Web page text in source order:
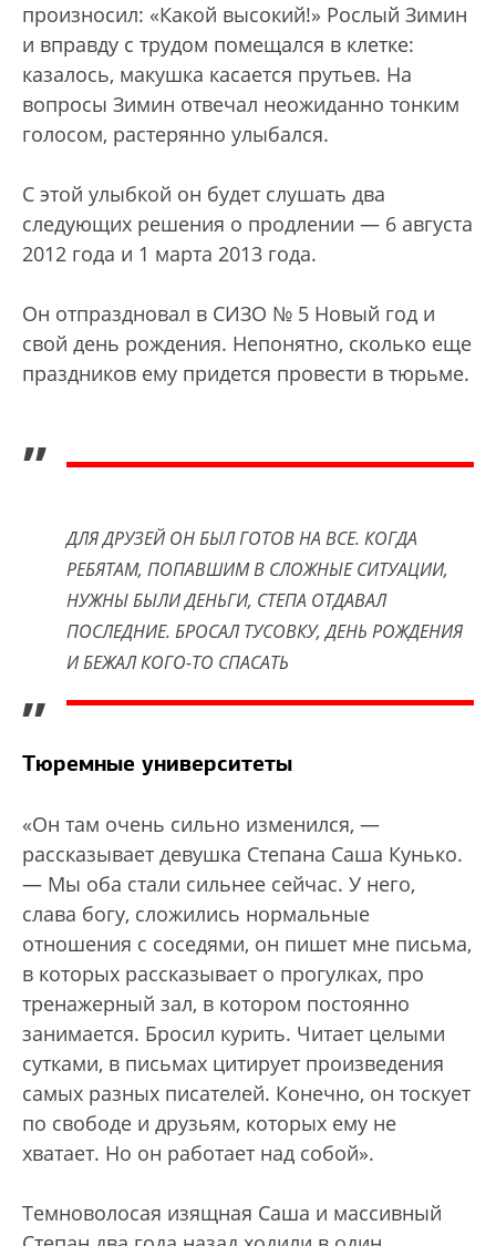
произносил: «Какой высокий!» Рослый Зимин
и вправду с трудом помещался в клетке:
казалось, макушка касается прутьев. На
вопросы Зимин отвечал неожиданно тонким
голосом, растерянно улыбался.
С этой улыбкой он будет слушать два
следующих решения о продлении — 6 августа
2012 года и 1 марта 2013 года.
Он отпраздновал в СИЗО № 5 Новый год и
свой день рождения. Непонятно, сколько еще
праздников ему придется провести в тюрьме.
„
ДЛЯ ДРУЗЕЙ ОН БЫЛ ГОТОВ НА ВСЕ. КОГДА
РЕБЯТАМ, ПОПАВШИМ В СЛОЖНЫЕ СИТУАЦИИ,
НУЖНЫ БЫЛИ ДЕНЬГИ, СТЕПА ОТДАВАЛ
ПОСЛЕДНИЕ. БРОСАЛ ТУСОВКУ, ДЕНЬ РОЖДЕНИЯ
И БЕЖАЛ КОГО-ТО СПАСАТЬ
”
Тюремные университеты
«Он там очень сильно изменился, —
рассказывает девушка Степана Саша Кунько.
— Мы оба стали сильнее сейчас. У него,
слава богу, сложились нормальные
отношения с соседями, он пишет мне письма,
в которых рассказывает о прогулках, про
тренажерный зал, в котором постоянно
занимается. Бросил курить. Читает целыми
сутками, в письмах цитирует произведения
самых разных писателей. Конечно, он тоскует
по свободе и друзьям, которых ему не
хватает. Но он работает над собой».
Темноволосая изящная Саша и массивный